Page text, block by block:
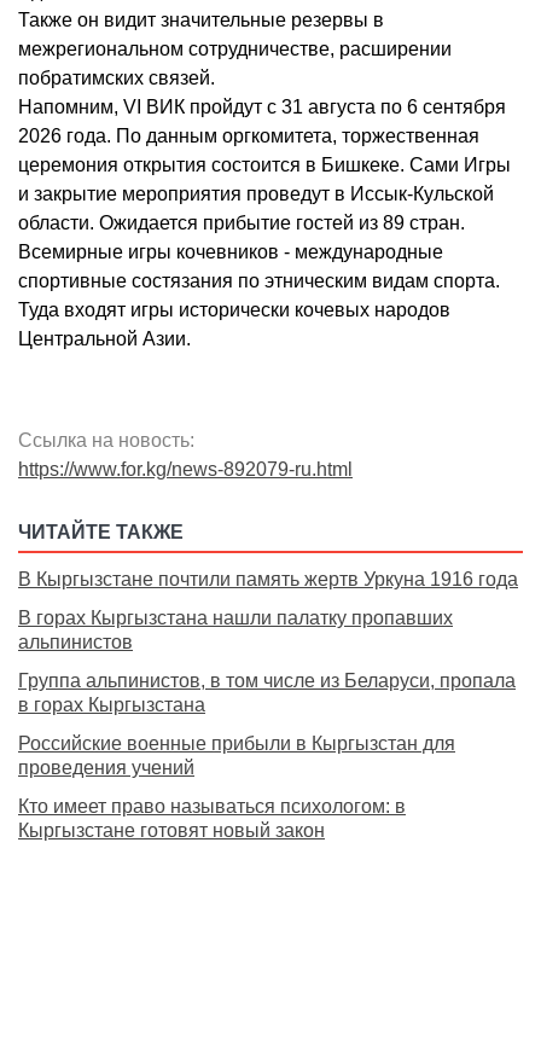
Также он видит значительные резервы в
межрегиональном сотрудничестве, расширении
побратимских связей.
Напомним, VI ВИК пройдут с 31 августа по 6 сентября
2026 года. По данным оргкомитета, торжественная
церемония открытия состоится в Бишкеке. Сами Игры
и закрытие мероприятия проведут в Иссык-Кульской
области. Ожидается прибытие гостей из 89 стран.
Всемирные игры кочевников - международные
спортивные состязания по этническим видам спорта.
Туда входят игры исторически кочевых народов
Центральной Азии.
Ссылка на новость:
https://www.for.kg/news-892079-ru.html
ЧИТАЙТЕ ТАКЖЕ
В Кыргызстане почтили память жертв Уркуна 1916 года
В горах Кыргызстана нашли палатку пропавших
альпинистов
Группа альпинистов, в том числе из Беларуси, пропала
в горах Кыргызстана
Российские военные прибыли в Кыргызстан для
проведения учений
Кто имеет право называться психологом: в
Кыргызстане готовят новый закон